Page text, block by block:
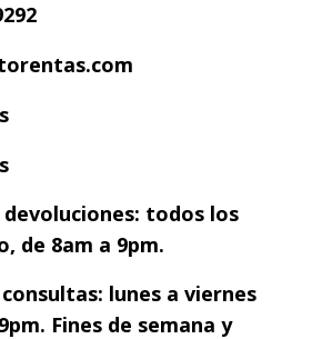
todos los
de 8am a 9pm.
lunes a viernes
Fines de semana y